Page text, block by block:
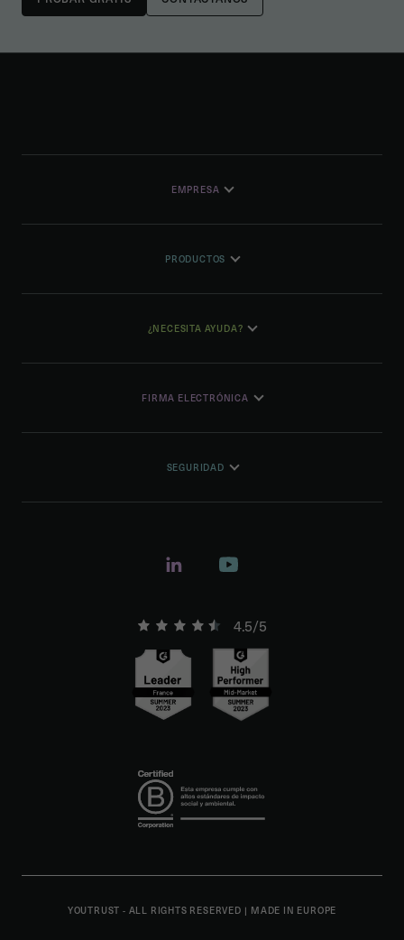
EMPRESA
PRODUCTOS
¿NECESITA AYUDA?
FIRMA ELECTRÓNICA
SEGURIDAD
4.5/5
YOUTRUST - ALL RIGHTS RESERVED | MADE IN EUROPE